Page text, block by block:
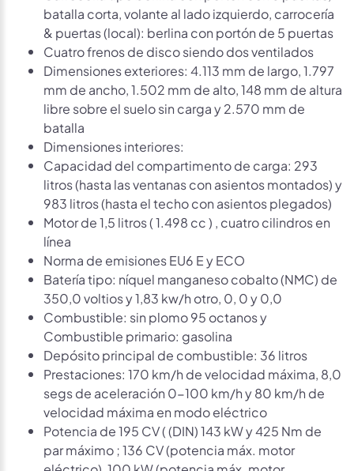
batalla corta, volante al lado izquierdo, carrocería
& puertas (local): berlina con portón de 5 puertas
Cuatro frenos de disco siendo dos ventilados
Dimensiones exteriores: 4.113 mm de largo, 1.797
mm de ancho, 1.502 mm de alto, 148 mm de altura
libre sobre el suelo sin carga y 2.570 mm de
batalla
Dimensiones interiores:
Capacidad del compartimento de carga: 293
litros (hasta las ventanas con asientos montados) y
983 litros (hasta el techo con asientos plegados)
Motor de 1,5 litros ( 1.498 cc ) , cuatro cilindros en
línea
Norma de emisiones EU6 E y ECO
Batería tipo: níquel manganeso cobalto (NMC) de
350,0 voltios y 1,83 kw/h otro, 0, 0 y 0,0
Combustible: sin plomo 95 octanos y
Combustible primario: gasolina
Depósito principal de combustible: 36 litros
Prestaciones: 170 km/h de velocidad máxima, 8,0
segs de aceleración 0-100 km/h y 80 km/h de
velocidad máxima en modo eléctrico
Potencia de 195 CV ( (DIN) 143 kW y 425 Nm de
par máximo ; 136 CV (potencia máx. motor